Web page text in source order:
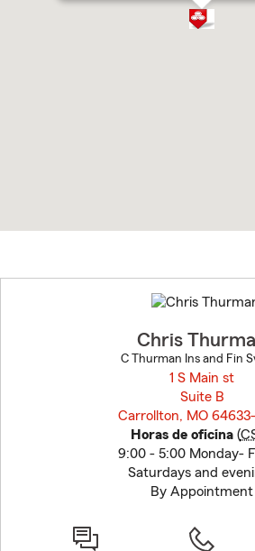
to
before
Chris
C Thurman Ins and Fin
1 S Main st
Suite B
Carrollton, MO
Horas de oficina(
9:00 - 5:00 Monday-
Saturdays and
By Appointment